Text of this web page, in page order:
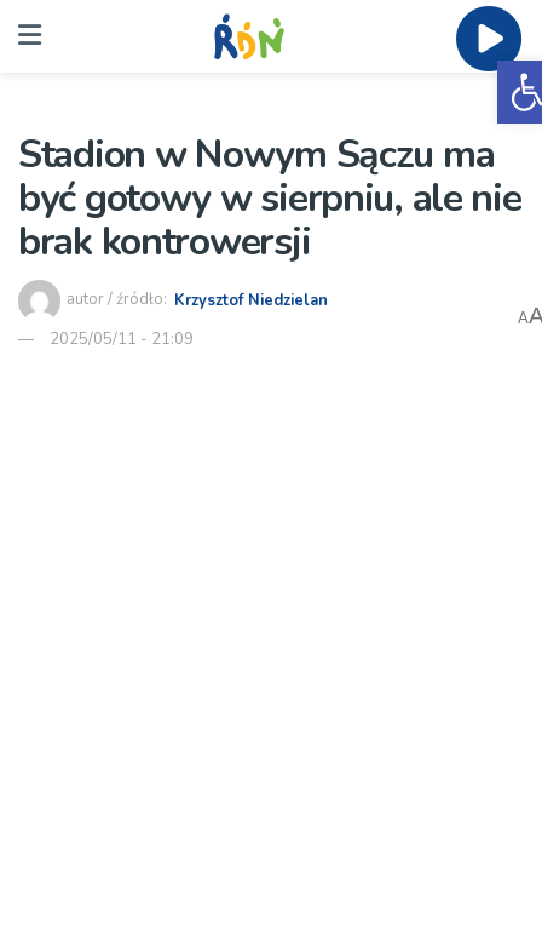
Stadion w Nowym Sączu ma
być gotowy w sierpniu, ale nie
brak kontrowersji
autor / źródło: Krzysztof Niedzielan
2025/05/11 - 21:09
A